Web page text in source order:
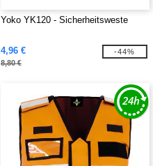
Yoko YK120 - Sicherheitsweste
4,96 €
8,80 €
-44%